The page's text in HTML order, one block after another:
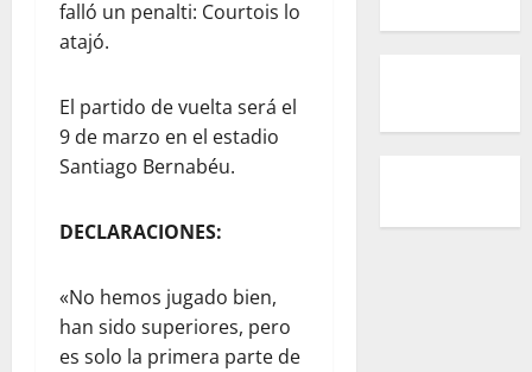
falló un penalti: Courtois lo
atajó.
El partido de vuelta será el
9 de marzo en el estadio
Santiago Bernabéu.
DECLARACIONES:
«No hemos jugado bien,
han sido superiores, pero
es solo la primera parte de